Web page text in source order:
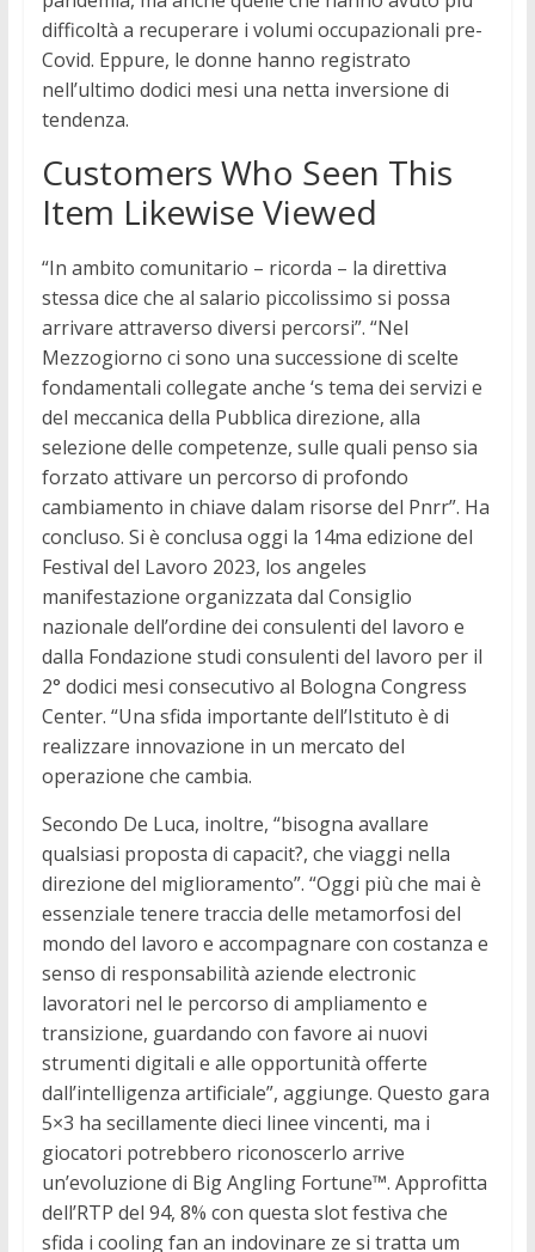
difficoltà a recuperare i volumi occupazionali pre-
Covid. Eppure, le donne hanno registrato
nell’ultimo dodici mesi una netta inversione di
tendenza.
Customers Who Seen This
Item Likewise Viewed
“In ambito comunitario – ricorda – la direttiva
stessa dice che al salario piccolissimo si possa
arrivare attraverso diversi percorsi”. “Nel
Mezzogiorno ci sono una successione di scelte
fondamentali collegate anche ‘s tema dei servizi e
del meccanica della Pubblica direzione, alla
selezione delle competenze, sulle quali penso sia
forzato attivare un percorso di profondo
cambiamento in chiave dalam risorse del Pnrr”. Ha
concluso. Si è conclusa oggi la 14ma edizione del
Festival del Lavoro 2023, los angeles
manifestazione organizzata dal Consiglio
nazionale dell’ordine dei consulenti del lavoro e
dalla Fondazione studi consulenti del lavoro per il
2° dodici mesi consecutivo al Bologna Congress
Center. “Una sfida importante dell’Istituto è di
realizzare innovazione in un mercato del
operazione che cambia.
Secondo De Luca, inoltre, “bisogna avallare
qualsiasi proposta di capacit?, che viaggi nella
direzione del miglioramento”. “Oggi più che mai è
essenziale tenere traccia delle metamorfosi del
mondo del lavoro e accompagnare con costanza e
senso di responsabilità aziende electronic
lavoratori nel le percorso di ampliamento e
transizione, guardando con favore ai nuovi
strumenti digitali e alle opportunità offerte
dall’intelligenza artificiale”, aggiunge. Questo gara
5×3 ha secillamente dieci linee vincenti, ma i
giocatori potrebbero riconoscerlo arrive
un’evoluzione di Big Angling Fortune™. Approfitta
dell’RTP del 94, 8% con questa slot festiva che
sfida i cooling fan an indovinare ze si tratta um